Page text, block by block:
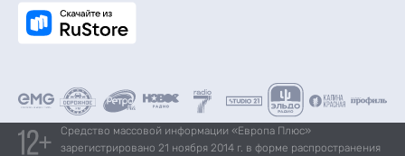
Средство массовой информации «Европа Плюс»
зарегистрировано 21 ноября 2014 г. в форме распространения